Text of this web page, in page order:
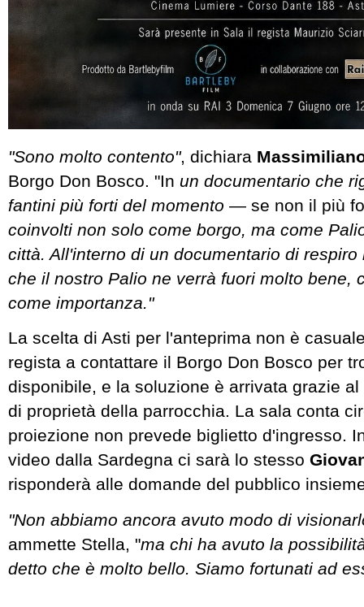
"Sono molto contento", dichiara
Borgo Don Bosco. "In un documentario che
fantini più forti del momento — se non il più
coinvolti non solo come borgo, ma come
città. All'interno di un documentario di
che il nostro Palio ne verrà fuori molto bene,
come importanza."
La scelta di Asti per l'anteprima non è
regista a contattare il Borgo Don Bosco per
disponibile, e la soluzione è arrivata grazie
di proprietà della parrocchia. La sala conta
proiezione non prevede biglietto d'ingresso.
video dalla Sardegna ci sarà lo stesso
risponderà alle domande del pubblico
"Non abbiamo ancora avuto modo di
ammette Stella, "ma chi ha avuto la
detto che è molto bello. Siamo fortunati ad